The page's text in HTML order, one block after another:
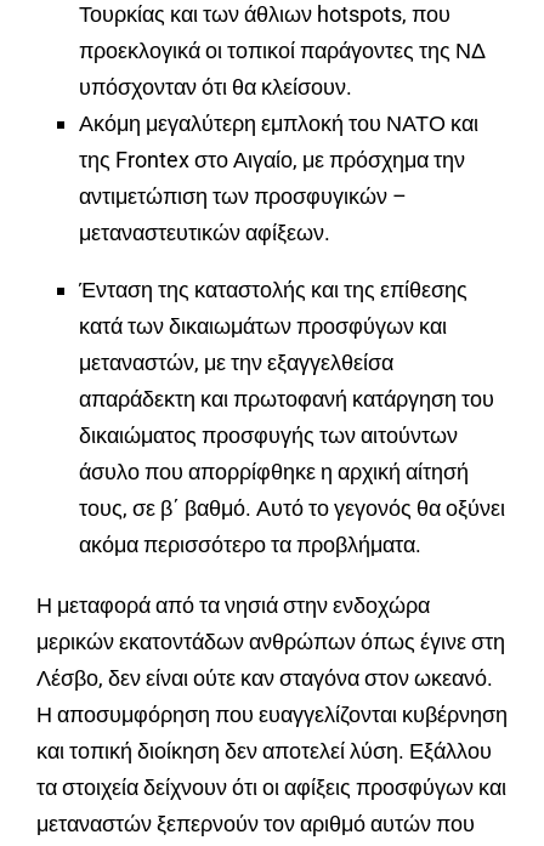
Τουρκίας και των άθλιων hotspots, που
προεκλογικά οι τοπικοί παράγοντες της ΝΔ
υπόσχονταν ότι θα κλείσουν.
Ακόμη μεγαλύτερη εμπλοκή του ΝΑΤΟ και
της Frontex στο Αιγαίο, με πρόσχημα την
αντιμετώπιση των προσφυγικών –
μεταναστευτικών αφίξεων.
Ένταση της καταστολής και της επίθεσης
κατά των δικαιωμάτων προσφύγων και
μεταναστών, με την εξαγγελθείσα
απαράδεκτη και πρωτοφανή κατάργηση του
δικαιώματος προσφυγής των αιτούντων
άσυλο που απορρίφθηκε η αρχική αίτησή
τους, σε β΄ βαθμό. Αυτό το γεγονός θα οξύνει
ακόμα περισσότερο τα προβλήματα.
Η μεταφορά από τα νησιά στην ενδοχώρα
μερικών εκατοντάδων ανθρώπων όπως έγινε στη
Λέσβο, δεν είναι ούτε καν σταγόνα στον ωκεανό.
Η αποσυμφόρηση που ευαγγελίζονται κυβέρνηση
και τοπική διοίκηση δεν αποτελεί λύση. Εξάλλου
τα στοιχεία δείχνουν ότι οι αφίξεις προσφύγων και
μεταναστών ξεπερνούν τον αριθμό αυτών που